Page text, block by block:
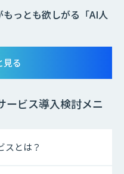
っとも欲しがる「AI人
見る
ービス導入検討メニ
スとは？